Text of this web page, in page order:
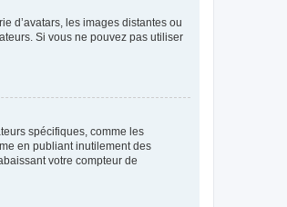
d’avatars, les images distantes ou
Si vous ne pouvez pas utiliser
spécifiques, comme les
en publiant inutilement des
votre compteur de